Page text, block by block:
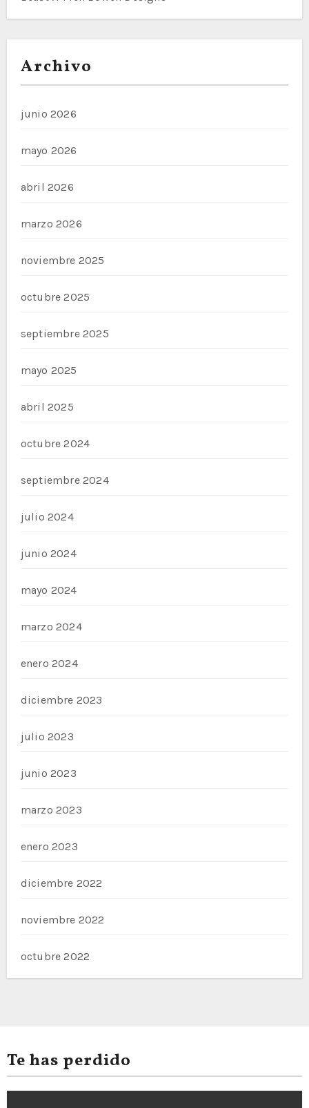
Archivo
junio 2026
mayo 2026
abril 2026
marzo 2026
noviembre 2025
octubre 2025
septiembre 2025
mayo 2025
abril 2025
octubre 2024
septiembre 2024
julio 2024
junio 2024
mayo 2024
marzo 2024
enero 2024
diciembre 2023
julio 2023
junio 2023
marzo 2023
enero 2023
diciembre 2022
noviembre 2022
octubre 2022
Te has perdido